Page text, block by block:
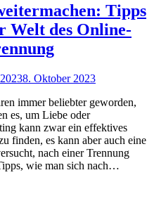
Tipps
Welt des Online-
8. Oktober 2023
immer beliebter geworden,
es, um Liebe oder
kann zwar ein effektives
finden, es kann aber auch eine
nach einer Trennung
wie man sich nach…